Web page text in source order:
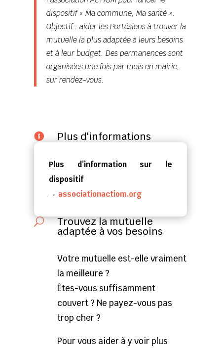
dispositif « Ma commune, Ma santé ».
Objectif : aider les Portésiens à trouver la
mutuelle la plus adaptée à leurs besoins
et à leur budget. Des permanences sont
organisées une fois par mois en mairie,
sur rendez-vous.
U Trouvez la mutuelle
adaptée à vos besoins
Votre mutuelle est-elle vraiment
la meilleure ?
Êtes-vous suffisamment
couvert ? Ne payez-vous pas
trop cher ?
Pour vous aider à y voir plus
 Plus d'informations
Plus d’information sur le
dispositif
→ associationactiom.org